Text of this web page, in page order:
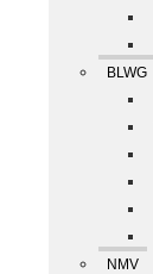
BLWG
NMV